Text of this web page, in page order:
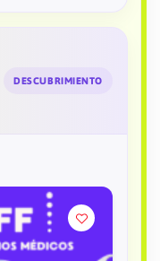
DESCUBRIMIENTO